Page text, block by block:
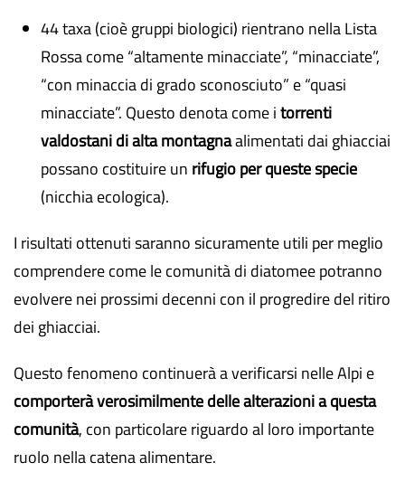
44 taxa (cioè gruppi biologici) rientrano nella Lista
Rossa come “altamente minacciate”, “minacciate”,
“con minaccia di grado sconosciuto” e “quasi
minacciate”. Questo denota come itorrenti
valdostani di alta montagnaalimentati dai ghiacciai
possano costituire un rifugio per queste specie
(nicchia ecologica).
I risultati ottenuti saranno sicuramente utili per meglio
comprendere come le comunità di diatomee potranno
evolvere nei prossimi decenni con il progredire del ritiro
dei ghiacciai.
Questo fenomeno continuerà a verificarsi nelle Alpi e
comporterà verosimilmente delle alterazioni a questa
comunità, con particolare riguardo al loro importante
ruolo nella catena alimentare.